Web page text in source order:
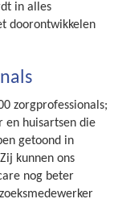
in alles
doorontwikkelen
zorgprofessionals;
en huisartsen die
getoond in
kunnen ons
nog beter